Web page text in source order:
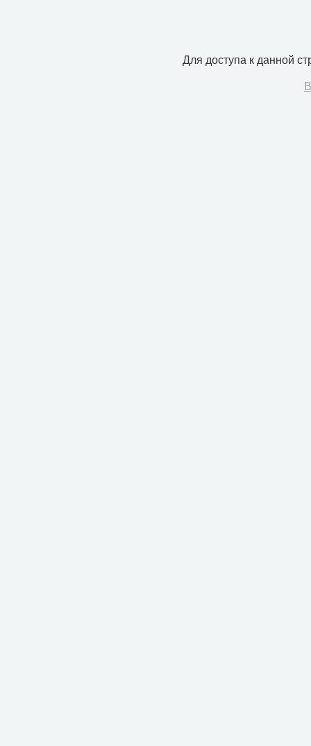
Для доступа к данной